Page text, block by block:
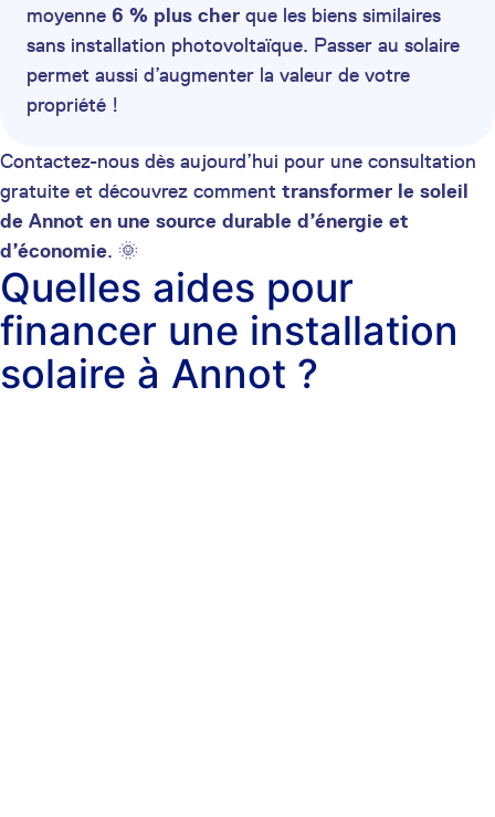
moyenne 6 % plus cher que les biens similaires
sans installation photovoltaïque. Passer au solaire
permet aussi d’augmenter la valeur de votre
propriété !
Contactez-nous dès aujourd’hui pour une consultation
gratuite et découvrez comment transformer le soleil
de Annot en une source durable d’énergie et
d’économie. 🌞
Quelles aides pour
financer une installation
solaire à Annot ?